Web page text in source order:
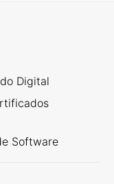
Digital
Software